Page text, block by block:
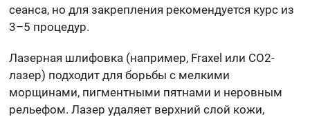
сеанса, но для закрепления рекомендуется курс из
3–5 процедур.
Лазерная шлифовка (например, Fraxel или CO2-
лазер) подходит для борьбы с мелкими
морщинами, пигментными пятнами и неровным
рельефом. Лазер удаляет верхний слой кожи,